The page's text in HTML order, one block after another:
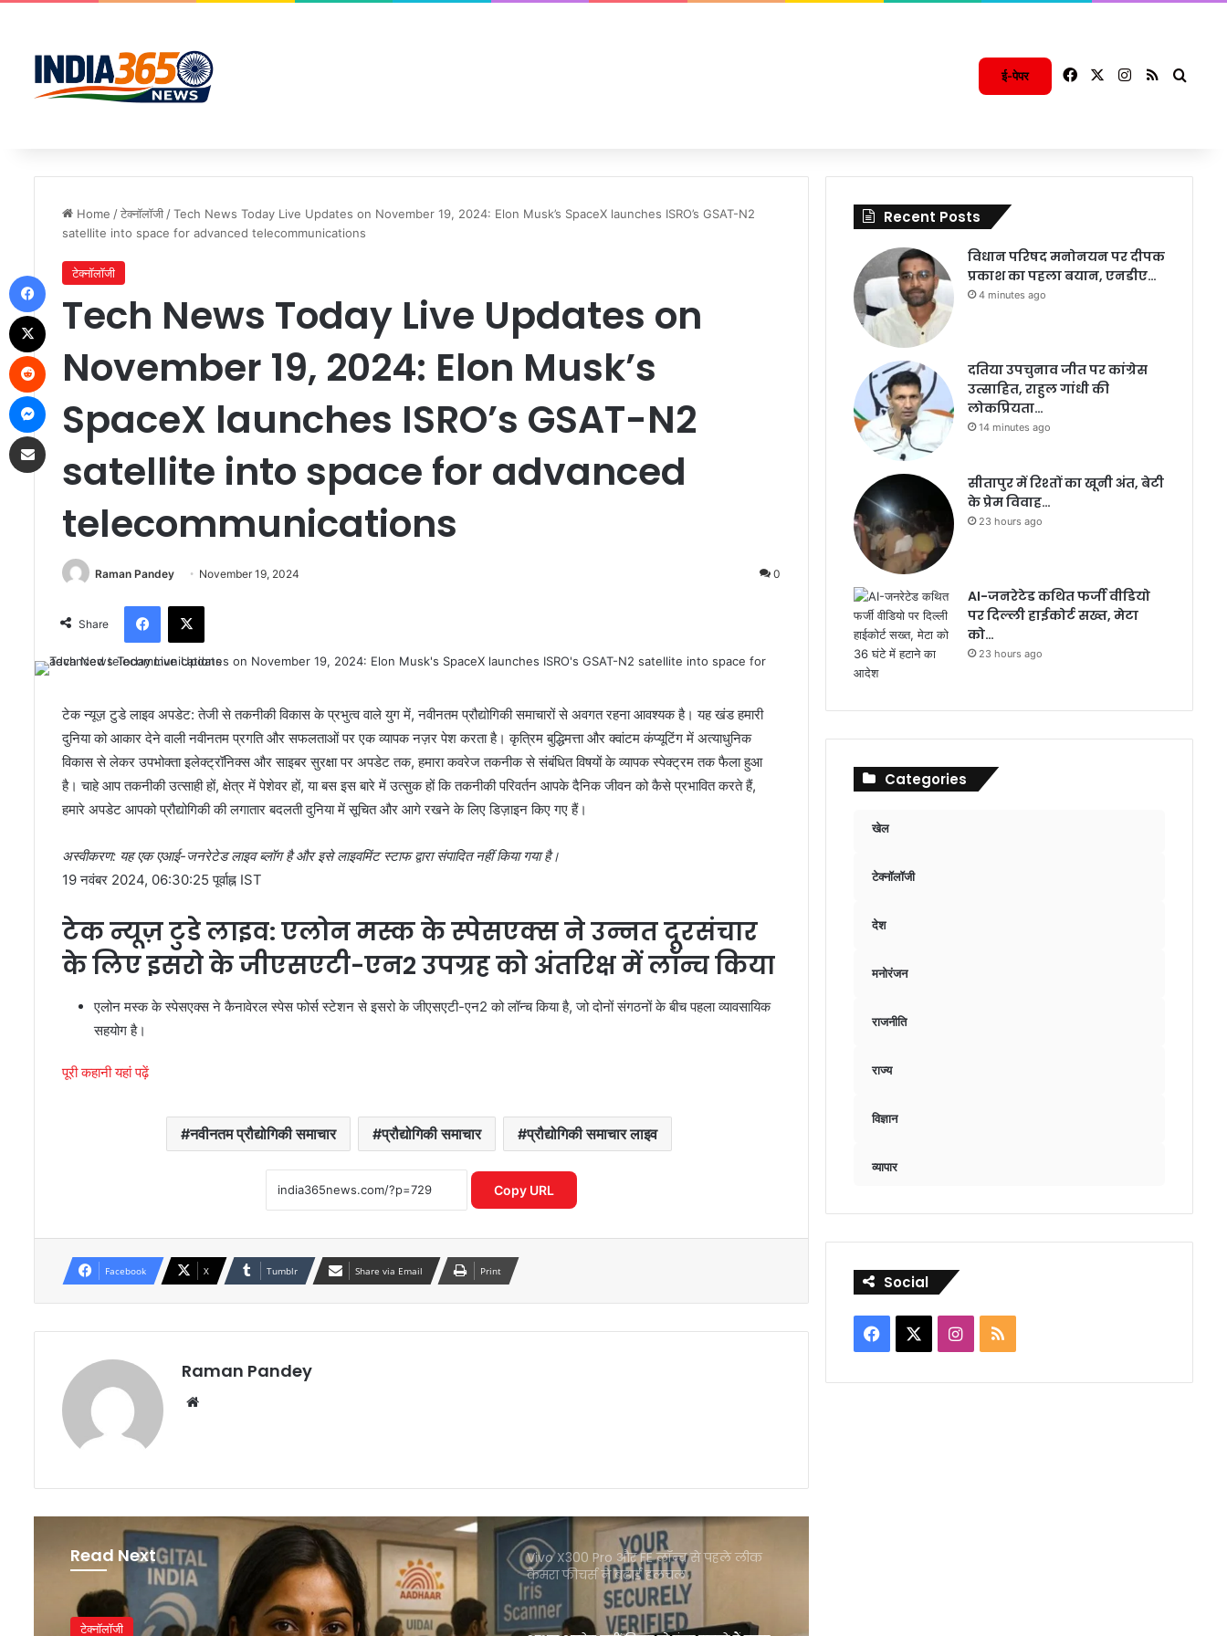
ई-पेपर FacebookInstagram
RSS
Home /टेक्नॉलॉजी /Tech News Today Live Updates on November 19, 2024: Elon Musk’s SpaceX launches ISRO’s GSAT-N2
satellite into space for advanced telecommunications
टेक्नॉलॉजी
Tech News Today Live Updates on
November 19, 2024: Elon Musk’s
SpaceX launches ISRO’s GSAT-N2
satellite into space for advanced
telecommunications
Raman Pandey November 19, 2024 0
Share
Facebook
X
टेक न्यूज़ टुडे लाइव अपडेट: तेजी से तकनीकी विकास के प्रभुत्व वाले युग में, नवीनतम प्रौद्योगिकी समाचारों से अवगत रहना आवश्यक है। यह खंड हमारी
दुनिया को आकार देने वाली नवीनतम प्रगति और सफलताओं पर एक व्यापक नज़र पेश करता है। कृत्रिम बुद्धिमत्ता और क्वांटम कंप्यूटिंग में अत्याधुनिक
विकास से लेकर उपभोक्ता इलेक्ट्रॉनिक्स और साइबर सुरक्षा पर अपडेट तक, हमारा कवरेज तकनीक से संबंधित विषयों के व्यापक स्पेक्ट्रम तक फैला हुआ
है। चाहे आप तकनीकी उत्साही हों, क्षेत्र में पेशेवर हों, या बस इस बारे में उत्सुक हों कि तकनीकी परिवर्तन आपके दैनिक जीवन को कैसे प्रभावित करते हैं,
हमारे अपडेट आपको प्रौद्योगिकी की लगातार बदलती दुनिया में सूचित और आगे रखने के लिए डिज़ाइन किए गए हैं।
अस्वीकरण: यह एक एआई-जनरेटेड लाइव ब्लॉग है और इसे लाइवमिंट स्टाफ द्वारा संपादित नहीं किया गया है।
19 नवंबर 2024, 06:30:25 पूर्वाह्न IST
टेक न्यूज़ टुडे लाइव: एलोन मस्क के स्पेसएक्स ने उन्नत दूरसंचार
के लिए इसरो के जीएसएटी-एन2 उपग्रह को अंतरिक्ष में लॉन्च किया
एलोन मस्क के स्पेसएक्स ने कैनावेरल स्पेस फोर्स स्टेशन से इसरो के जीएसएटी-एन2 को लॉन्च किया है, जो दोनों संगठनों के बीच पहला व्यावसायिक
सहयोग है।
पूरी कहानी यहां पढ़ें
नवीनतम प्रौद्योगिकी समाचार प्रौद्योगिकी समाचार प्रौद्योगिकी समाचार लाइव
Copy URL
Facebook X Tumblr Share via Email Print
Raman Pandey
Read Next
टेक्नॉलॉजी
Apple प्रोडक्ट्स सेल 2026 ने मचाया तहलका
फोन ने फ्लैगशिप मार्केट में मचाई हलचल
पता नया रिसर्च चौंकाने वाला खुलासा
Vivo X300 Pro और FE लॉन्च से पहले लीक
कैमरा फीचर्स ने बढ़ाई हलचल
Recent Posts
विधान परिषद मनोनयन पर दीपक
प्रकाश का पहला बयान, एनडीए…
4 minutes ago
दतिया उपचुनाव जीत पर कांग्रेस
उत्साहित, राहुल गांधी की
लोकप्रियता…
14 minutes ago
सीतापुर में रिश्तों का खूनी अंत, बेटी
के प्रेम विवाह…
23 hours ago
AI-जनरेटेड कथित फर्जी वीडियो
पर दिल्ली हाईकोर्ट सख्त, मेटा
को…
23 hours ago
Categories
खेल
टेक्नॉलॉजी
देश
मनोरंजन
राजनीति
राज्य
विज्ञान
व्यापार
Social
Facebook Instagram
RSS
Facebook
Reddit
Share via Email